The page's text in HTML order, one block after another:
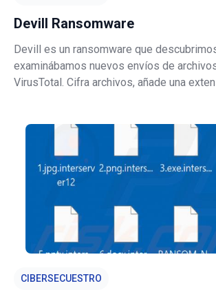
Devill Ransomware
Devill es un ransomware que
examinábamos nuevos envíos de
VirusTotal. Cifra archivos, añade una
una nota de rescate en un arch
CIBERSECUESTRO